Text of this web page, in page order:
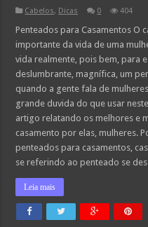
Cabelos, Dicas 0 404
Penteados para Casamentos O
importante da vida de uma
vida realmente, pois bem, para
deslumbrante, magnífica, um
quando a gente fala de
grande duvida do que usar
artigo relatando os melhores e
casamento por elas, mulheres.
penteados para casamentos,
se referindo ao penteado se
Leia mais